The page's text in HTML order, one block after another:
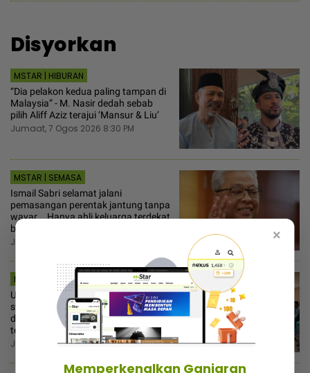
Disyorkan
MSTAR | HIBURAN
“Dia pelakon kedua paling tampan di
Malaysia” - M. Nasir dedah sebab
pilih Aliff Aziz terajui ‘Mansur & Liu’
Jumaat, 7 Ogos 2026 8:30 PM
MSTAR | SEMASA
Ismail Sabri selamat jalani
pemasangan perentak jantung tanpa
wayar... Hanya ahli keluarga terdekat
boleh melawat
Jumaat, 7 Ogos 2026 8:15 PM
MSTAR | VIRAL
Usung bayi 48 hari naik mahkamah
syariah, isteri nekad minta cerai lepas
dituduh jadi punca nafkah mentua
terputus
Jumaat, 7 Ogos 2026 8:00 PM
×
Memperkenalkan Ganjaran